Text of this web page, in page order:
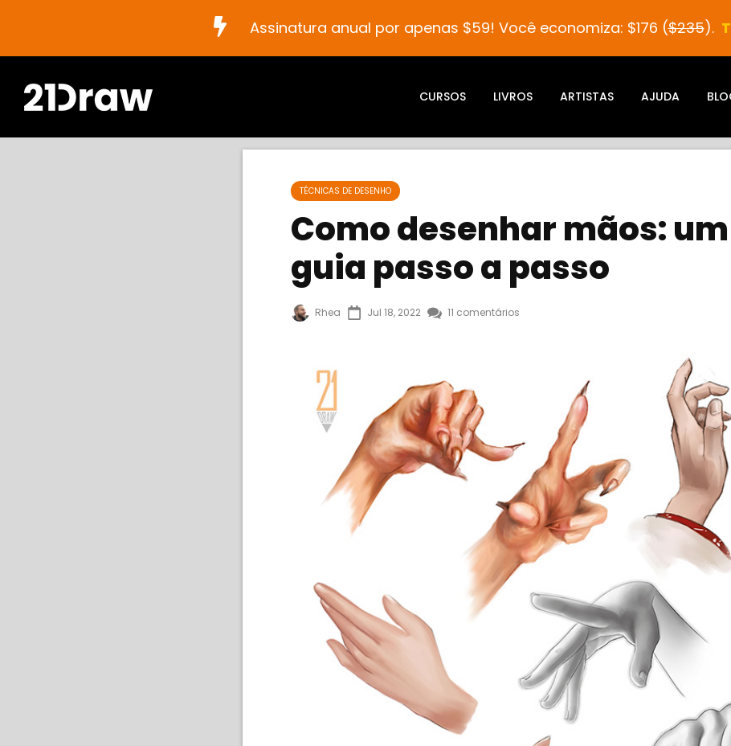
Assinatura anual por apenas $59! Você economiza: $176 ($235).
CURSOS LIVROS ARTISTAS AJUDA
TÉCNICAS DE DESENHO
Como desenhar mãos: um
guia passo a passo
Rhea Jul 18, 2022 11 comentários